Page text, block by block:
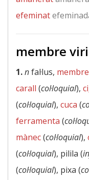
efeminat
membre
1.nfal·lus, membre
carall (col·loquial),
(col·loquial), cuca (
ferramenta (
mànec(col·loquial),
(col·loquial), pilila (
(col·loquial), pixa (